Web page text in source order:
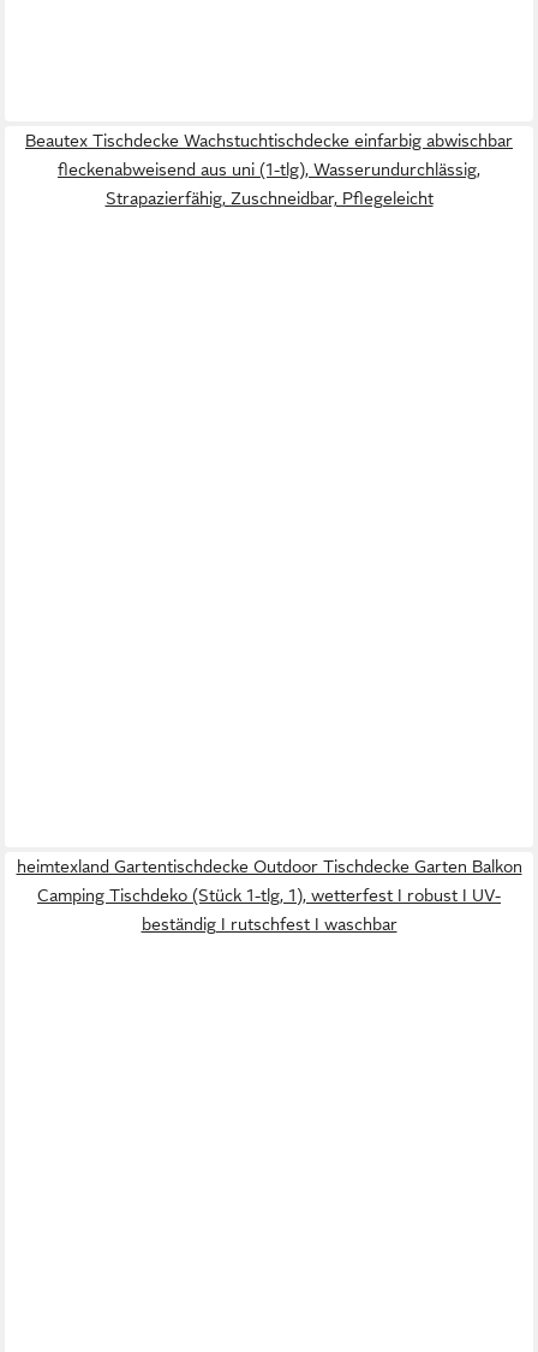
Beautex Tischdecke Wachstuchtischdecke einfarbig abwischbar
fleckenabweisend aus uni (1-tlg), Wasserundurchlässig,
Strapazierfähig, Zuschneidbar, Pflegeleicht
heimtexland Gartentischdecke Outdoor Tischdecke Garten Balkon
Camping Tischdeko (Stück 1-tlg, 1), wetterfest I robust I UV-
beständig I rutschfest I waschbar